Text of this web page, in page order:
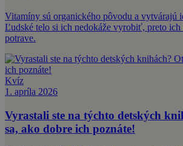
Vitamíny sú organického pôvodu a vytvárajú
Ľudské telo si ich nedokáže vyrobiť, preto
potrave.
Kvíz
1. apríla 2026
Vyrastali ste na týchto detských
sa, ako dobre ich poznáte!